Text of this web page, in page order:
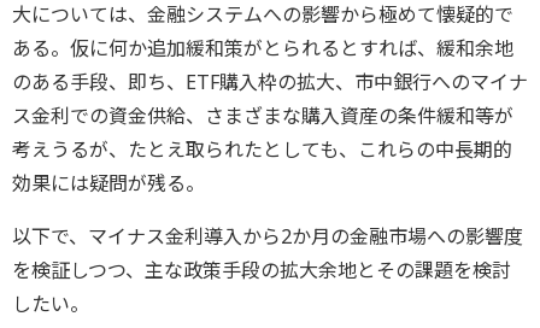
大については、金融システムへの影響から極めて懐疑的で
ある。仮に何か追加緩和策がとられるとすれば、緩和余地
のある手段、即ち、ETF購入枠の拡大、市中銀行へのマイナ
ス金利での資金供給、さまざまな購入資産の条件緩和等が
考えうるが、たとえ取られたとしても、これらの中長期的
効果には疑問が残る。
以下で、マイナス金利導入から2か月の金融市場への影響度
を検証しつつ、主な政策手段の拡大余地とその課題を検討
したい。